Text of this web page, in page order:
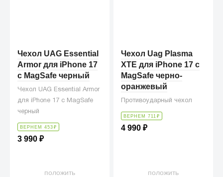
Чехол UAG Essential
Armor для iPhone 17
с MagSafe черный
Чехол UAG Essential Armor
для iPhone 17 с MagSafe
черный
ВЕРНЕМ 453 ₽
3 990₽
положить
Чехол Uag Plasma
XTE для iPhone 17 с
MagSafe черно-
оранжевый
Противоударный чехол
ВЕРНЕМ 711 ₽
4 990₽
положить